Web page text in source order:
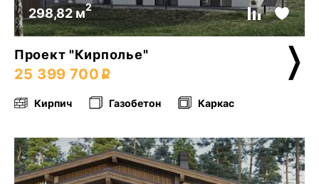
298,82 м2
Проект "Кирполье"
25 399 700
Кирпич Газобетон Каркас